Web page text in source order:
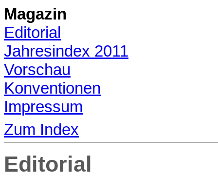
Magazin
Editorial
Jahresindex 2011
Vorschau
Konventionen
Impressum
Zum Index
Editorial